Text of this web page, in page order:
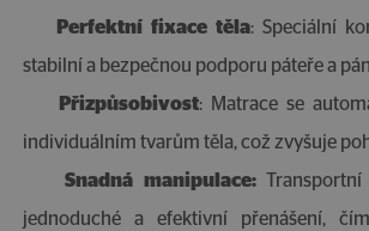
Perfektní fixace těla: Speciální
stabilní a bezpečnou podporu páteře a
Přizpůsobivost: Matrace se
individuálním tvarům těla, což zvyšuje
Snadná manipulace:Transportní
jednoduché a efektivní přenášení,